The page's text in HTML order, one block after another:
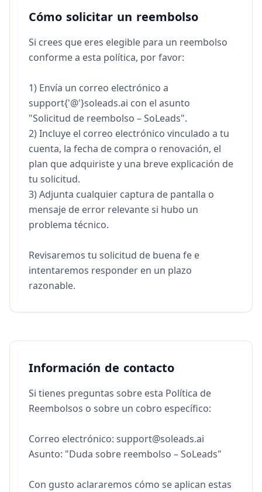
Cómo solicitar un reembolso
Si crees que eres elegible para un reembolso
conforme a esta política, por favor:
1) Envía un correo electrónico a
support{'@'}soleads.ai con el asunto
"Solicitud de reembolso – SoLeads".
2) Incluye el correo electrónico vinculado a tu
cuenta, la fecha de compra o renovación, el
plan que adquiriste y una breve explicación de
tu solicitud.
3) Adjunta cualquier captura de pantalla o
mensaje de error relevante si hubo un
problema técnico.
Revisaremos tu solicitud de buena fe e
intentaremos responder en un plazo
razonable.
Información de contacto
Si tienes preguntas sobre esta Política de
Reembolsos o sobre un cobro específico:
Correo electrónico: support@soleads.ai
Asunto: "Duda sobre reembolso – SoLeads"
Con gusto aclararemos cómo se aplican estas